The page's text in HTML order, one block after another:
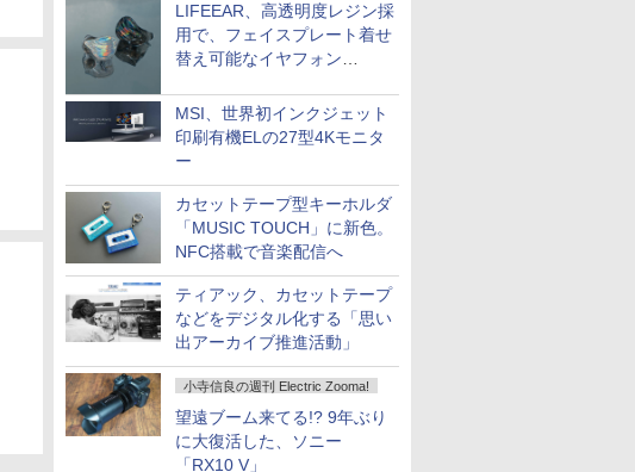
LIFEEAR、高透明度レジン採
用で、フェイスプレート着せ
替え可能なイヤフォン
MSI、世界初インクジェット
印刷有機ELの27型4Kモニタ
ー
カセットテープ型キーホルダ
「MUSIC TOUCH」に新色。
NFC搭載で音楽配信へ
ティアック、カセットテープ
などをデジタル化する「思い
出アーカイブ推進活動」
小寺信良の週刊 Electric Zooma!
望遠ブーム来てる!? 9年ぶり
に大復活した、ソニー
「RX10 V」